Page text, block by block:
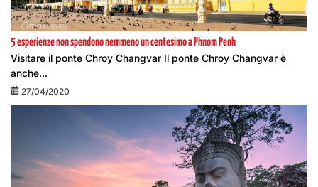
5 esperienze non spendono nemmeno un centesimo a Phnom Penh
Visitare il ponte Chroy Changvar Il ponte Chroy Changvar è
anche...
27/04/2020